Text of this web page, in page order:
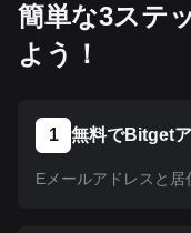
って購入できます
の暗号資産に同じ
簡単な3ステ
よう！
1 無料でBitget
Eメールアドレスと居